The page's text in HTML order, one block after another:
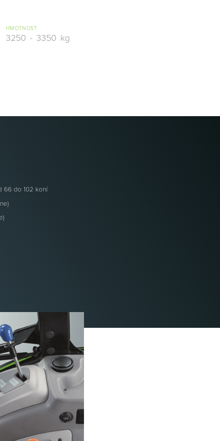
HMOTNOST
3250 - 3350 kg
66 do 102 koní